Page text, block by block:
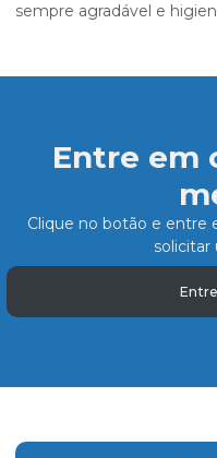
sempre agradável e
Entre em
Clique no botão e entre